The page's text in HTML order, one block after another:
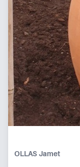
OLLAS Jamet